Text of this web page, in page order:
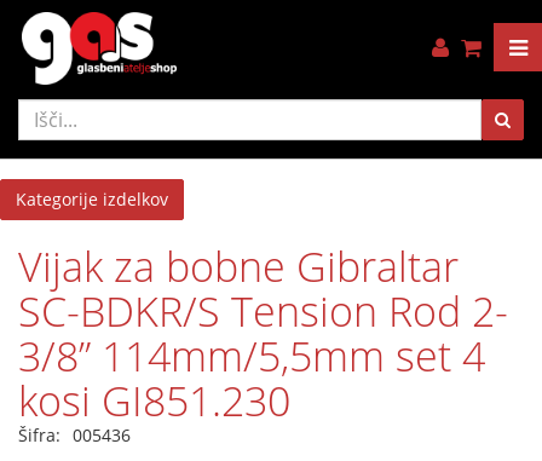
Kategorije izdelkov
Vijak za bobne Gibraltar
SC-BDKR/S Tension Rod 2-
3/8” 114mm/5,5mm set 4
kosi GI851.230
Šifra: 005436